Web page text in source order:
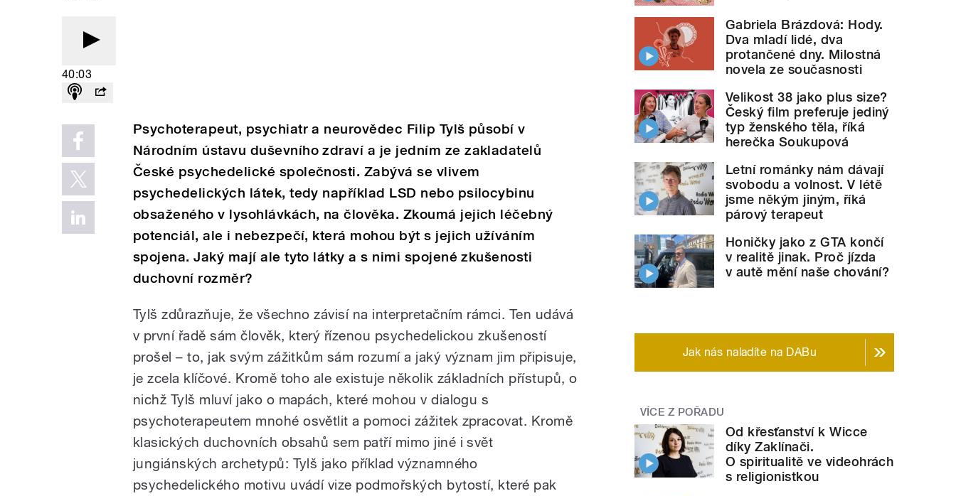
40:03
Psychoterapeut, psychiatr a neurovědec Filip Tylš působí v
Národním ústavu duševního zdraví a je jedním ze zakladatelů
České psychedelické společnosti. Zabývá se vlivem
psychedelických látek, tedy například LSD nebo psilocybinu
obsaženého v lysohlávkách, na člověka. Zkoumá jejich léčebný
potenciál, ale i nebezpečí, která mohou být s jejich užíváním
spojena. Jaký mají ale tyto látky a s nimi spojené zkušenosti
duchovní rozměr?
Tylš zdůrazňuje, že všechno závisí na interpretačním rámci. Ten udává
v první řadě sám člověk, který řízenou psychedelickou zkušeností
prošel – to, jak svým zážitkům sám rozumí a jaký význam jim připisuje,
je zcela klíčové. Kromě toho ale existuje několik základních přístupů, o
nichž Tylš mluví jako o mapách, které mohou v dialogu s
psychoterapeutem mnohé osvětlit a pomoci zážitek zpracovat. Kromě
klasických duchovních obsahů sem patří mimo jiné i svět
jungiánských archetypů: Tylš jako příklad významného
psychedelického motivu uvádí vize podmořských bytostí, které pak
Gabriela Brázdová: Hody.
Dva mladí lidé, dva
protančené dny. Milostná
novela ze současnosti
Velikost 38 jako plus size?
Český film preferuje jediný
typ ženského těla, říká
herečka Soukupová
Letní románky nám dávají
svobodu a volnost. V létě
jsme někým jiným, říká
párový terapeut
Honičky jako z GTA končí
v realitě jinak. Proč jízda
v autě mění naše chování?
Jak nás naladíte na DABu
VÍCE Z POŘADU
Od křesťanství k Wicce
díky Zaklínači.
O spiritualitě ve videohrách
s religionistkou